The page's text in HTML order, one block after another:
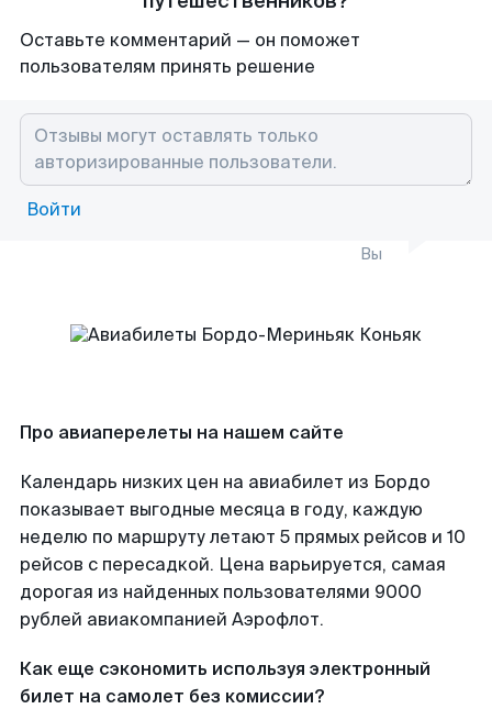
Оставьте комментарий — он поможет
пользователям принять решение
Войти
Вы
Про авиаперелеты на нашем сайте
Календарь низких цен на авиабилет из Бордо
показывает выгодные месяца в году, каждую
неделю по маршруту летают 5 прямых рейсов и 10
рейсов с пересадкой. Цена варьируется, самая
дорогая из найденных пользователями 9000
рублей авиакомпанией Аэрофлот.
Как еще сэкономить используя электронный
билет на самолет без комиссии?